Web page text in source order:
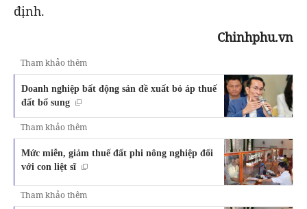
định.
Chinhphu.vn
Tham khảo thêm
Doanh nghiệp bất động sản đề xuất bỏ áp thuế
đất bổ sung
Tham khảo thêm
Mức miễn, giảm thuế đất phi nông nghiệp đối
với con liệt sĩ
Tham khảo thêm